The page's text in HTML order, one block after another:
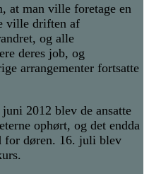
at man ville foretage en
ville driften af
og alle
deres job, og
arrangementer fortsatte
2012 blev de ansatte
ophørt, og det endda
for døren. 16. juli blev